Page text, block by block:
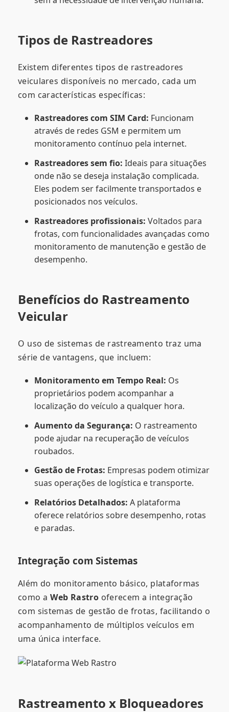
Tipos de Rastreadores
Existem diferentes tipos de rastreadores
veiculares disponíveis no mercado, cada um
com características específicas:
Rastreadores com SIM Card: Funcionam
através de redes GSM e permitem um
monitoramento contínuo pela internet.
Rastreadores sem fio: Ideais para situações
onde não se deseja instalação complicada.
Eles podem ser facilmente transportados e
posicionados nos veículos.
Rastreadores profissionais: Voltados para
frotas, com funcionalidades avançadas como
monitoramento de manutenção e gestão de
desempenho.
Benefícios do Rastreamento
Veicular
O uso de sistemas de rastreamento traz uma
série de vantagens, que incluem:
Monitoramento em Tempo Real: Os
proprietários podem acompanhar a
localização do veículo a qualquer hora.
Aumento da Segurança: O rastreamento
pode ajudar na recuperação de veículos
roubados.
Gestão de Frotas: Empresas podem otimizar
suas operações de logística e transporte.
Relatórios Detalhados: A plataforma
oferece relatórios sobre desempenho, rotas
e paradas.
Integração com Sistemas
Além do monitoramento básico, plataformas
como aWeb Rastrooferecem a integração
com sistemas de gestão de frotas, facilitando o
acompanhamento de múltiplos veículos em
uma única interface.
Rastreamento x Bloqueadores